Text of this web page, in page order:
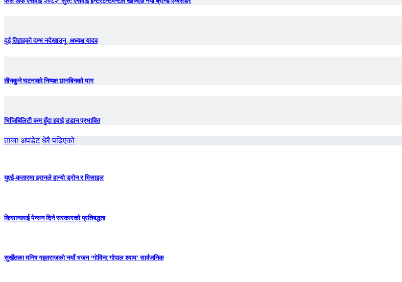
दुई तिहाइको दम्भ नदेखाउनू- अध्यक्ष यादव
तीनकुने घटनाकाे निष्पक्ष छानबिनकाे माग
भिजिबिलिटी कम हुँदा हवाई उडान प्रभावित
ताजा अपडेट धेरै पढिएको
युएई-कतारमा इरानले हान्यो ड्रोन र मिसाइल
किसानलाई पेन्सन दिने सरकारको प्रतिबद्धता
सुर्खेतका मनिष गहतराजको नयाँ भजन ‘गोविन्द गोपाल श्याम’ सार्वजनिक